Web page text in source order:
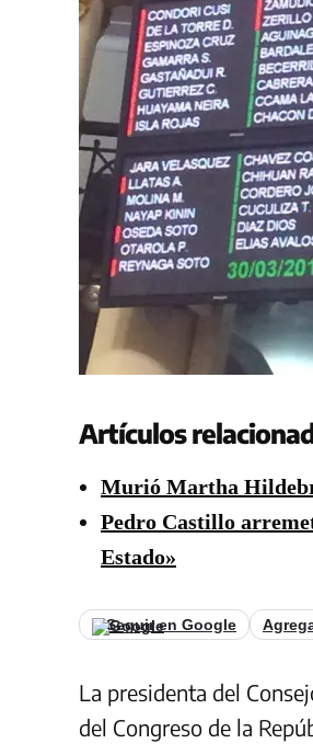
Artículos
Murió Martha
Pedro Castillo
Estado»
Seguir en Google
La presidenta del
del Congreso de la